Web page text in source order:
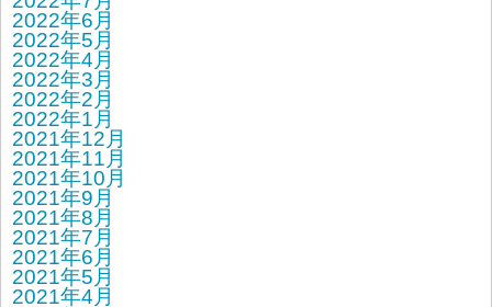
2022年6月
2022年5月
2022年4月
2022年3月
2022年2月
2022年1月
2021年12月
2021年11月
2021年10月
2021年9月
2021年8月
2021年7月
2021年6月
2021年5月
2021年4月